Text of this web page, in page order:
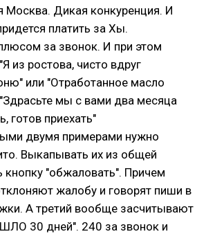
Москва. Дикая конкуренция. И
платить за Хы.
за звонок. И при этом
из ростова, чисто вдруг
или "Отработанное масло
мы с вами два месяца
готов приехать"
двумя примерами нужно
Выкапывать их из общей
кнопку "обжаловать". Причем
жалобу и говорят пиши в
А третий вообще засчитывают
30 дней". 240 за звонок и